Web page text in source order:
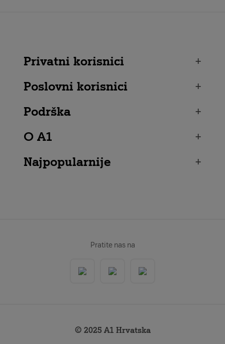
Privatni korisnici
+
Poslovni korisnici
+
Podrška
+
O A1
+
Najpopularnije
+
Pratite nas na
© 2025 A1 Hrvatska